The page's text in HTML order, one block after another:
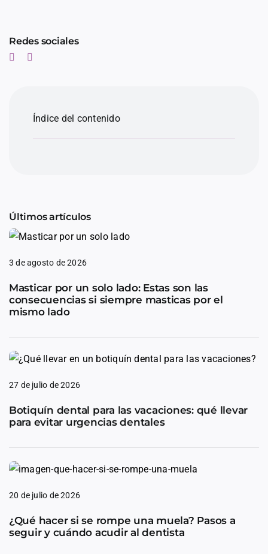
Redes sociales
Índice del contenido
Últimos artículos
3 de agosto de 2026
Masticar por un solo lado: Estas son las
consecuencias si siempre masticas por el
mismo lado
27 de julio de 2026
Botiquín dental para las vacaciones: qué llevar
para evitar urgencias dentales
20 de julio de 2026
¿Qué hacer si se rompe una muela? Pasos a
seguir y cuándo acudir al dentista